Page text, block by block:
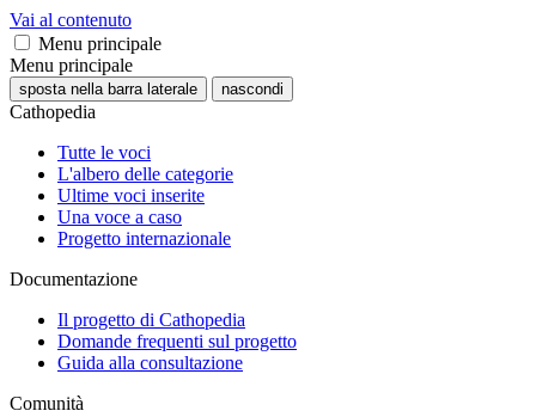
Vai al contenuto
Menu principale
Menu principale
sposta nella barra laterale nascondi
Cathopedia
Tutte le voci
L'albero delle categorie
Ultime voci inserite
Una voce a caso
Progetto internazionale
Documentazione
Il progetto di Cathopedia
Domande frequenti sul progetto
Guida alla consultazione
Comunità